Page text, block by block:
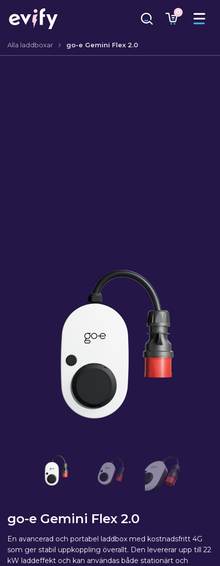
0
Alla laddboxar go-e Gemini Flex 2.0
go-e Gemini Flex 2.0
En avancerad och portabel laddbox med kostnadsfritt 4G
som ger stabil uppkoppling överallt. Den levererar upp till 22
kW laddeffekt och kan användas både stationärt och